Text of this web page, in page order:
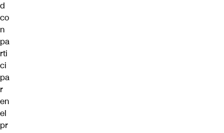
d
co
n
pa
rti
ci
pa
r
en
el
pr